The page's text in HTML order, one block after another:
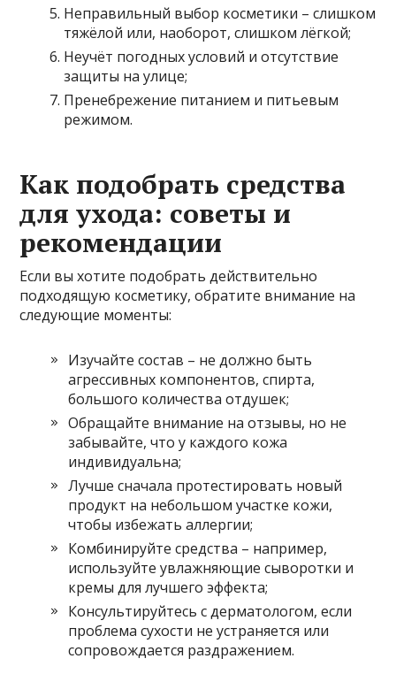
Неправильный выбор косметики – слишком
тяжёлой или, наоборот, слишком лёгкой;
Неучёт погодных условий и отсутствие
защиты на улице;
Пренебрежение питанием и питьевым
режимом.
Как подобрать средства
для ухода: советы и
рекомендации
Если вы хотите подобрать действительно
подходящую косметику, обратите внимание на
следующие моменты:
Изучайте состав – не должно быть
агрессивных компонентов, спирта,
большого количества отдушек;
Обращайте внимание на отзывы, но не
забывайте, что у каждого кожа
индивидуальна;
Лучше сначала протестировать новый
продукт на небольшом участке кожи,
чтобы избежать аллергии;
Комбинируйте средства – например,
используйте увлажняющие сыворотки и
кремы для лучшего эффекта;
Консультируйтесь с дерматологом, если
проблема сухости не устраняется или
сопровождается раздражением.